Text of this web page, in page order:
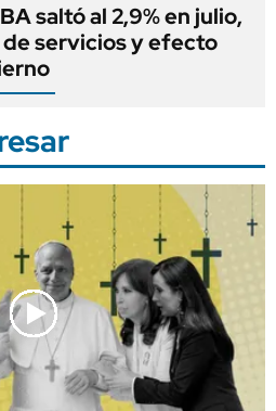
saltó al 2,9% en julio,
servicios y efecto